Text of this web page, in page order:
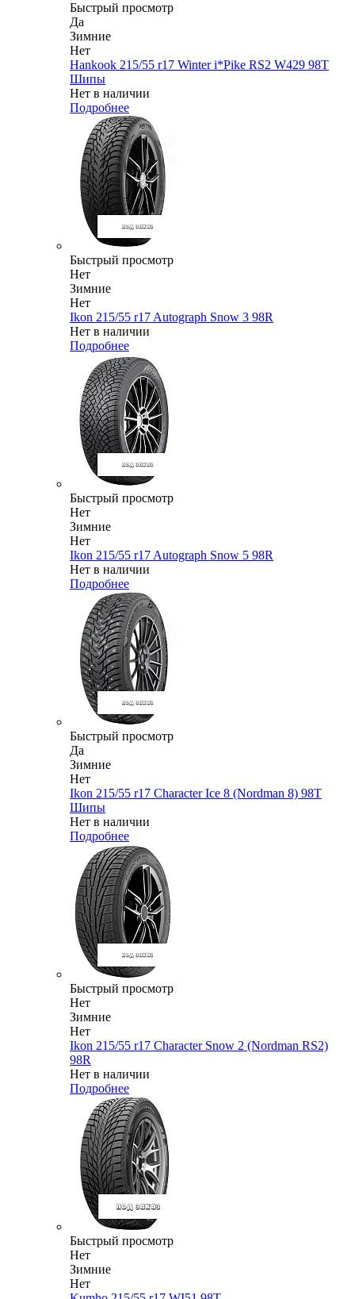
Быстрый просмотр
Да
Зимние
Нет
Hankook 215/55 r17 Winter i*Pike RS2 W429 98T
Шипы
Нет в наличии
Подробнее
Быстрый просмотр
Нет
Зимние
Нет
Ikon 215/55 r17 Autograph Snow 3 98R
Нет в наличии
Подробнее
Быстрый просмотр
Нет
Зимние
Нет
Ikon 215/55 r17 Autograph Snow 5 98R
Нет в наличии
Подробнее
Быстрый просмотр
Да
Зимние
Нет
Ikon 215/55 r17 Character Ice 8 (Nordman 8) 98T
Шипы
Нет в наличии
Подробнее
Быстрый просмотр
Нет
Зимние
Нет
Ikon 215/55 r17 Character Snow 2 (Nordman RS2)
98R
Нет в наличии
Подробнее
Быстрый просмотр
Нет
Зимние
Нет